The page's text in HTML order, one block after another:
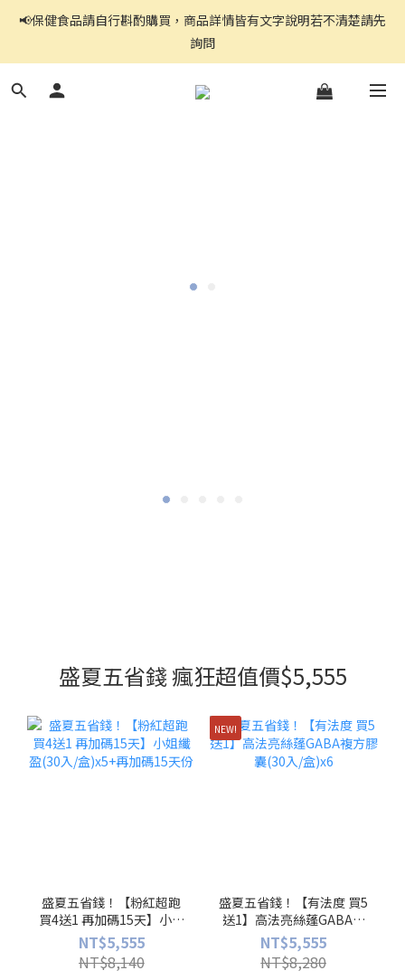
官網都是自助下單,右上角↗️三條線點開可看到商品分頁
官網都是自助下單,右上角↗️三條線點開可看到商品分頁
盛夏五省錢 瘋狂超值價$5,555
盛夏五省錢！【粉紅超跑
買4送1 再加碼15天】小姐
纖盈(30入/盒)x5+再加碼
15天份
NT$5,555
NT$8,140
NEW!
盛夏五省錢！【有法度 買5
送1】高法亮絲蓬GABA複
方膠囊(30入/盒)x6
NT$5,555
NT$8,280